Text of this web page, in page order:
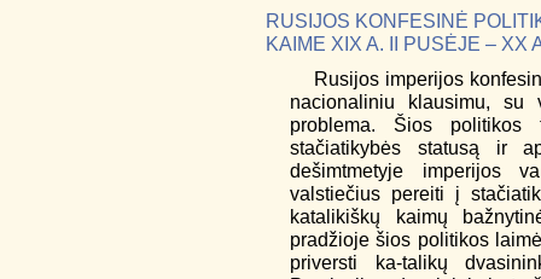
RUSIJOS KONFESINĖ
KAIME XIX A. II PUSĖJE – XX
Rusijos imperijos
nacionaliniu klausimu, su
problema. Šios politikos
stačiatikybės statusą ir
dešimtmetyje imperijos
valstiečius pereiti į
katalikiškų kaimų
pradžioje šios politikos
priversti ka-talikų